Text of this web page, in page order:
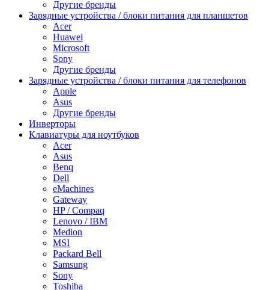
Другие бренды
Зарядные устройства / блоки питания для планшетов
Acer
Huawei
Microsoft
Sony
Другие бренды
Зарядные устройства / блоки питания для телефонов
Apple
Asus
Другие бренды
Инверторы
Клавиатуры для ноутбуков
Acer
Asus
Benq
Dell
eMachines
Gateway
HP / Compaq
Lenovo / IBM
Medion
MSI
Packard Bell
Samsung
Sony
Toshiba